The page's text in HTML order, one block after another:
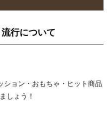
行について
ション・おもちゃ・ヒット商品
しょう！